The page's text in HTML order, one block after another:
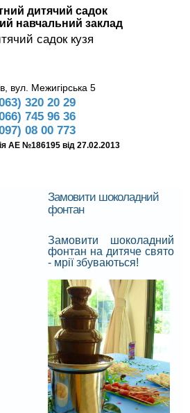
дитячий садок
навчальний заклад
вул. Межигірська 5
320 20 29
745 96 36
08 00 773
АЕ №186195 від 27.02.2013
Замовити шоколадний
фонтан
Замовити шоколадний
фонтан на дитяче свято
- мрії збуваються!